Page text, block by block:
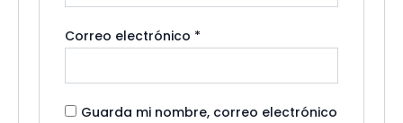
Correo electrónico *
Guarda mi nombre, correo electrónico